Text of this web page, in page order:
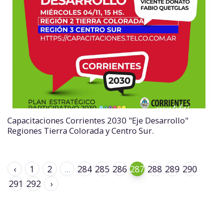
Capacitaciones Corrientes 2030 "Eje Desarrollo"
Regiones Tierra Colorada y Centro Sur.
‹ 1 2 ... 284 285 286 287 288 289 290
291 292 ›